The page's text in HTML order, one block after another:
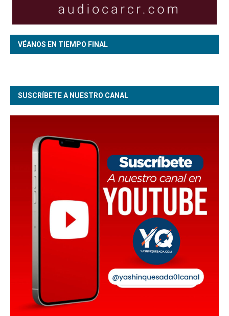
VÉANOS EN TIEMPO FINAL
SUSCRÍBETE A NUESTRO CANAL